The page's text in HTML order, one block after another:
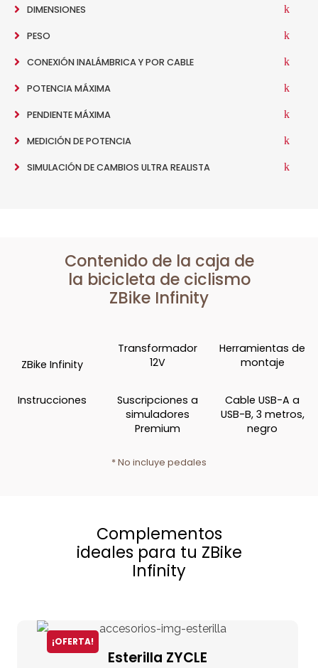
DIMENSIONES
PESO
CONEXIÓN INALÁMBRICA Y POR CABLE
POTENCIA MÁXIMA
PENDIENTE MÁXIMA
MEDICIÓN DE POTENCIA
SIMULACIÓN DE CAMBIOS ULTRA REALISTA
Contenido de la caja de
la bicicleta de ciclismo
ZBike Infinity
ZBike Infinity
Transformador
12V
Herramientas de
montaje
Instrucciones
Suscripciones a
simuladores
Premium
Cable USB-A a
USB-B, 3 metros,
negro
* No incluye pedales
Complementos
ideales para tu ZBike
Infinity
¡OFERTA!
Esterilla ZYCLE